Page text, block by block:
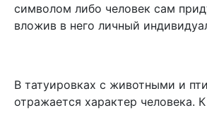
символом либо человек сам
вложив в него личный
В татуировках с животными и
отражается характер человека.